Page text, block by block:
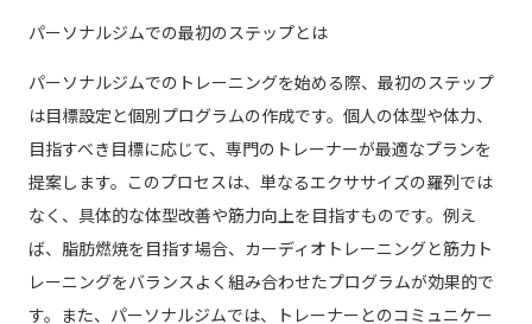
パーソナルジムでの最初のステップとは
パーソナルジムでのトレーニングを始める際、最初のステップ
は目標設定と個別プログラムの作成です。個人の体型や体力、
目指すべき目標に応じて、専門のトレーナーが最適なプランを
提案します。このプロセスは、単なるエクササイズの羅列では
なく、具体的な体型改善や筋力向上を目指すものです。例え
ば、脂肪燃焼を目指す場合、カーディオトレーニングと筋力ト
レーニングをバランスよく組み合わせたプログラムが効果的で
す。また、パーソナルジムでは、トレーナーとのコミュニケー